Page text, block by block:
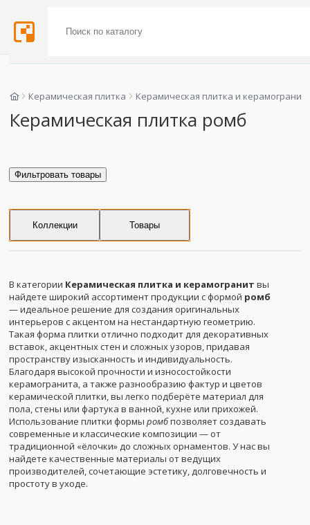
Керамическая плитка Керамическая плитка и керамогранит
Керамическая плитка ромб
Фильтровать товары
Коллекции Товары
В категории Керамическая плитка и керамогранит вы
найдете широкий ассортимент продукции с формой ромб
— идеальное решение для создания оригинальных
интерьеров с акцентом на нестандартную геометрию.
Такая форма плитки отлично подходит для декоративных
вставок, акцентных стен и сложных узоров, придавая
пространству изысканность и индивидуальность.
Благодаря высокой прочности и износостойкости
керамогранита, а также разнообразию фактур и цветов
керамической плитки, вы легко подберёте материал для
пола, стены или фартука в ванной, кухне или прихожей.
Использование плитки формы ромбпозволяет создавать
современные и классические композиции — от
традиционной «ёлочки» до сложных орнаментов. У нас вы
найдете качественные материалы от ведущих
производителей, сочетающие эстетику, долговечность и
простоту в уходе.